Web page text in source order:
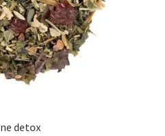
detox